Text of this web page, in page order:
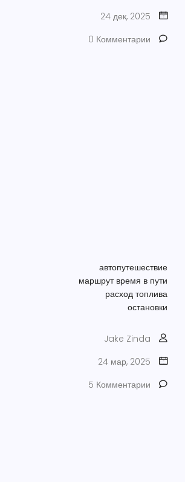
24 дек, 2025
0 Комментарии
автопутешествие
маршрут время в пути
расход топлива
остановки
Jake Zinda
24 мар, 2025
5 Комментарии